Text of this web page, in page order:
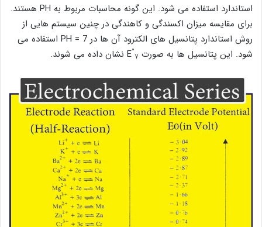
استاندارد استفاده می شود. این گونه محاسبات مربوط به PH هستند.
برای مقایسه میزان اکسندگی و کاهندگی در چنین سیستم هایی از
روش استاندارد پتانسیل های الکترود آن ها در PH = 7 استفاده می
شود. این پتانسیل ها به صورت E
°۷ نشان داده می شوند.